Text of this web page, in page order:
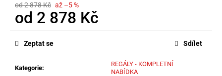
od 2 878 Kč až –5 %
od 2 878 Kč
Měrná
Kategorie:
REGÁLY - KOMPLETNÍ
NABÍDKA
Zeptat se Sdílet